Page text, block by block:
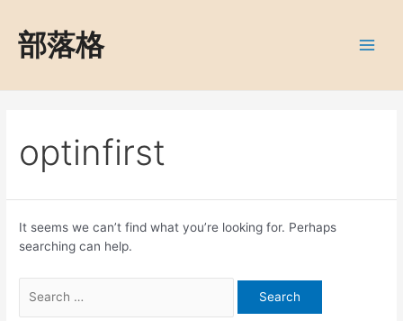
content
部落格
optinfirst
It seems we can’t find what you’re looking for. Perhaps
searching can help.
for: